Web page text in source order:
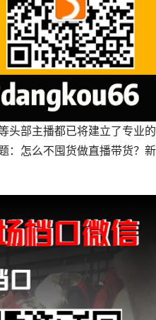
头部主播都已将建立了专业
：怎么不囤货做直播带货？